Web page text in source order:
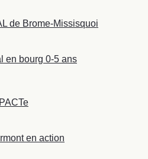
de Brome-Missisquoi
en bourg 0-5 ans
en action